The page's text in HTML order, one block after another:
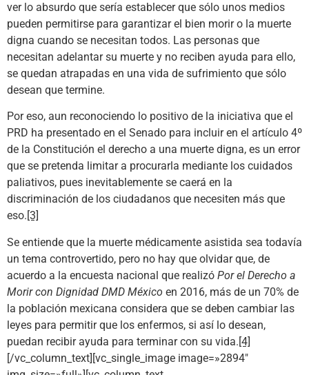
ver lo absurdo que sería establecer que sólo unos medios
pueden permitirse para garantizar el bien morir o la muerte
digna cuando se necesitan todos. Las personas que
necesitan adelantar su muerte y no reciben ayuda para ello,
se quedan atrapadas en una vida de sufrimiento que sólo
desean que termine.
Por eso, aun reconociendo lo positivo de la iniciativa que el
PRD ha presentado en el Senado para incluir en el artículo 4º
de la Constitución el derecho a una muerte digna, es un error
que se pretenda limitar a procurarla mediante los cuidados
paliativos, pues inevitablemente se caerá en la
discriminación de los ciudadanos que necesiten más que
eso. [3]
Se entiende que la muerte médicamente asistida sea todavía
un tema controvertido, pero no hay que olvidar que, de
acuerdo a la encuesta nacional que realizó Por el Derecho a
Morir con Dignidad DMD México en 2016, más de un 70% de
la población mexicana considera que se deben cambiar las
leyes para permitir que los enfermos, si así lo desean,
puedan recibir ayuda para terminar con su vida.[4]
[/vc_column_text][vc_single_image image=»2894″